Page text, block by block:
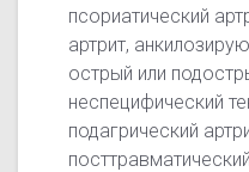
псориатический
артрит,
острый или
неспецифический
подагрический